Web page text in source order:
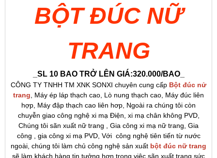
BỘT ĐÚC NỮ
TRANG
_SL 10 BAO TRỞ LÊN GIÁ:320.000/BAO_
CÔNG TY TNHH TM XNK SONXI chuyên cung cấp Bột đúc nử
trang , Máy ép láp thạch cao, Lò nung thạch cao, Máy đúc liên
hợp, Máy đập thạch cao liên hơp, Ngoài ra chúng tôi còn
chuyễn giao công nghệ xi mạ Điện, xi mạ chân không PVD,
Chúng tôi sãn xuất nữ trang , Gia công xi mạ nữ trang, Gia
công , gia công xi mạ PVD, Với công nghệ tiên tiến từ nước
ngoài, chúng tôi làm chủ công nghệ sản xuất bột đúc nữ trang
sẽ làm khách hàng tin tưởng hơn trong việc sãn xuất trang sức